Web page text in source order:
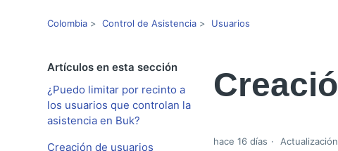
Colombia Control de Asistencia Usuarios
Artículos en esta sección
¿Puedo limitar por recinto a
los usuarios que controlan la
asistencia en Buk?
Creación de usuarios
hace 16 días Actualización